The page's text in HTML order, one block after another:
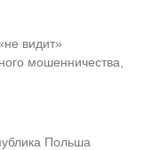
видит»
мошенничества,
Польша